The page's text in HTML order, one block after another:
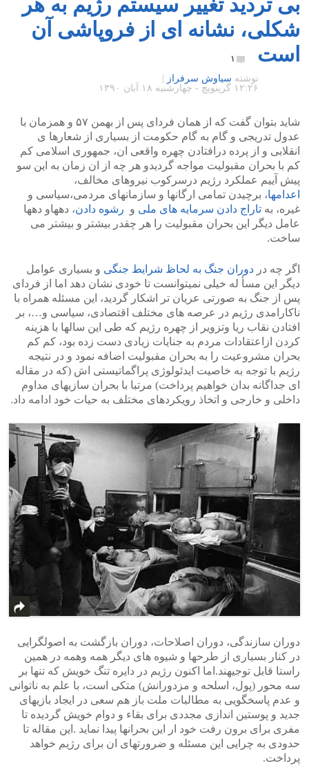
شکلی، نشانه ای از فروپاشی آن
است
۱
نوشته سیاوش سرفراز
۱۲:۲۶ گرينويچ - چهارشنبه ۱۸ آبان ۱۳۹۰
شاید بتوان گفت که از همان فردای پس از بهمن ۵۷ و همزمان با
عدول تدریجی و گام به گام حکومت از بسیاری از شعارها ی
انقلابی و از پرده درافتادن چهره واقعی ان، جمهوری اسلامی کم
کم با بحران مقبولیت مواجه گردیدو هر چه از ان زمان به این سو
پیش آییم عملکرد رژیم درسرکوب نیروهای مخالف،
اعدامها، برچیدن تمامی ارگانها و سازمانهای مردمی،سیاسی و
غیره، به تاراج دادن سرمایه های ملی و رشوه دادن، دههاو دهها
عامل دیگر این بحران مقبولیت را هر چقدر بیشتر و بیشتر می
ساخت.
اگر چه در دوران جنگ به لحاظ شرایط جنگی و بسیاری عوامل
دیگر این مسأ له خیلی نمیتوانست تا خودی نشان دهد اما از فردای
پس از جنگ به صورتی عریان تر اشکار گردید، این مسئله همراه با
ناکارامدی رژیم در عرصه های مختلف اقتصادی، سیاسی و…، بر
افتادن نقاب ریا وتزویر از چهره رژیم که طی این سالها با هزینه
کردن ازاعتقادات مردم به جنایات زیادی دست زده بود، کم کم
بحران مشروعیت را به بحران مقبولیت اضافه نمود و در نتیجه
رژیم با توجه به خاصیت ایدئولوژی پراگماتیستی اش (که در مقاله
ای جداگانه بدان خواهیم پرداخت) مرتبا با بحران سازیهای مداوم
داخلی و خارجی و اتخاذ رویکردهای مختلف به حیات خود ادامه داد.
دوران سازندگی، دوران اصلاحات، دوران بازگشت به اصولگرایی
در کنار بسیاری از طرحها و شیوه های دیگر همه وهمه در همین
راستا قابل توجیهند.اما اکنون رژیم در دایره تنگ خویش که تنها بر
سه محور (پول، اسلحه و مزدورانش) متکی است، با علم به ناتوانی
و عدم پاسخگویی به مطالبات ملت باز هم سعی در ایجاد بازیهای
جدید و پوستین اندازی مجددی برای بقاء و دوام خویش گردیده تا
مفری برای برون رفت خود ار این بحرانها پیدا نماید .این مقاله تا
حدودی به چرایی این مسئله و ضرورتهای ان برای رژیم خواهد
پرداخت.